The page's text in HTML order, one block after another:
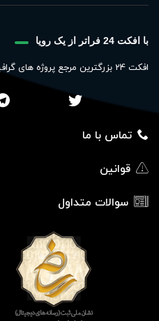
با افکت 24 فراتر از یک رویا
افکت 24 بزرگترین مرجع پروژه های گرافیکی در ایران
تماس با ما
قوانین
سوالات متداول